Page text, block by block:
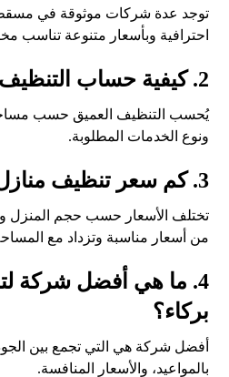
توجد عدة شركات موثوقة في
احترافية وبأسعار متنوعة تناسب
2. كيفية حساب التنظيف العميق؟
يُحسب التنظيف العميق حسب
ونوع الخدمات المطلوبة.
3. كم سعر تنظيف منازل؟
تختلف الأسعار حسب حجم المنزل
من أسعار مناسبة وتزداد مع
4. ما هي أفضل شركة
بركاء؟
أفضل شركة هي التي تجمع بين الجودة
بالمواعيد، والأسعار المنافسة.